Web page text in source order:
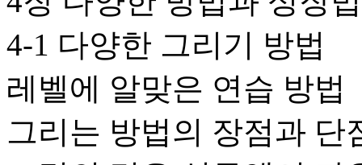
4-1 다양한 그리기 방법
레벨에 알맞은 연습 방법
그리는 방법의 장점과 단